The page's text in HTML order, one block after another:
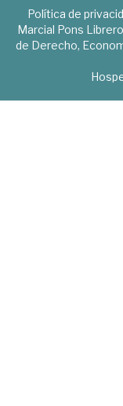
Política de
Marcial Pons
de Derecho,